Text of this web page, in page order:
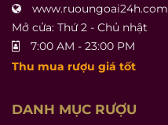
www.ruoungoai24h.com
Mở cửa: Thứ 2 - Chủ nhật
7:00 AM - 23:00 PM
Thu mua rượu giá tốt
DANH MỤC RƯỢU